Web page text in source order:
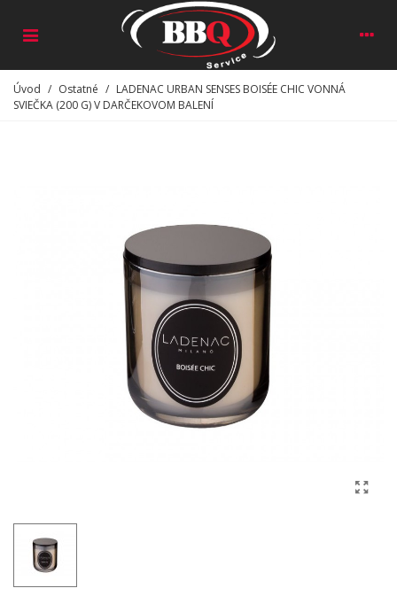
Úvod / Ostatné / LADENAC URBAN SENSES BOISÉE CHIC VONNÁ
SVIEČKA (200 G) V DARČEKOVOM BALENÍ